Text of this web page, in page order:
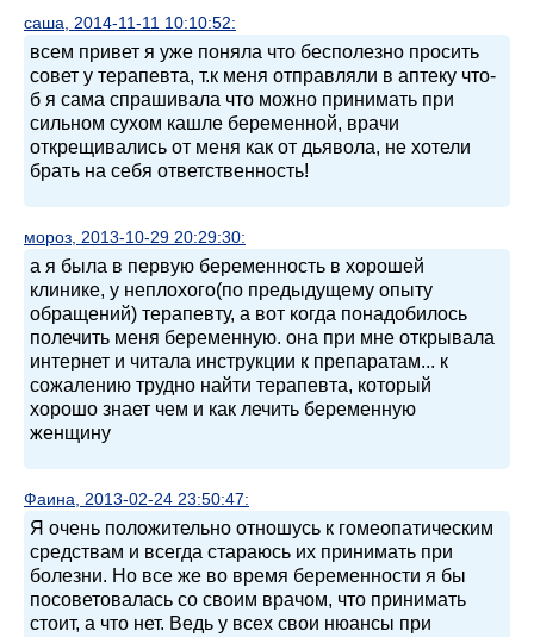
саша, 2014-11-11 10:10:52:
всем привет я уже поняла что бесполезно просить
совет у терапевта, т.к меня отправляли в аптеку что-
б я сама спрашивала что можно принимать при
сильном сухом кашле беременной, врачи
открещивались от меня как от дьявола, не хотели
брать на себя ответственность!
мороз, 2013-10-29 20:29:30:
а я была в первую беременность в хорошей
клинике, у неплохого(по предыдущему опыту
обращений) терапевту, а вот когда понадобилось
полечить меня беременную. она при мне открывала
интернет и читала инструкции к препаратам... к
сожалению трудно найти терапевта, который
хорошо знает чем и как лечить беременную
женщину
Фаина, 2013-02-24 23:50:47:
Я очень положительно отношусь к гомеопатическим
средствам и всегда стараюсь их принимать при
болезни. Но все же во время беременности я бы
посоветовалась со своим врачом, что принимать
стоит, а что нет. Ведь у всех свои нюансы при